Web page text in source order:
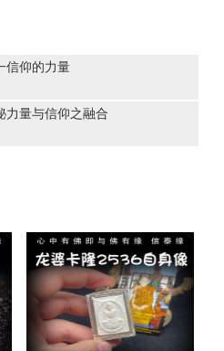
信仰的力量
力量与信仰之融合